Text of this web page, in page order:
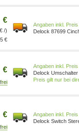
€
/)
€
Delock 87699
€
Delock
bidirektional
Preis gilt nur bei
€
Delock Switch